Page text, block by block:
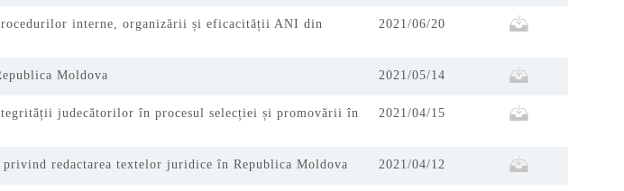
interne, organizării și eficacității ANI din
2021/06/20
Moldova 2021/05/14
judecătorilor în procesul selecției și promovării în
2021/04/15
redactarea textelor juridice în Republica Moldova 2021/04/12